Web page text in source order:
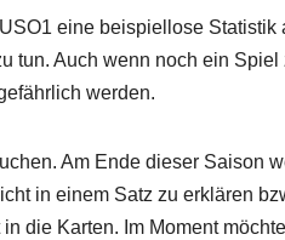
eine beispiellose
tun. Auch wenn noch ein
werden.
Am Ende dieser Saison
in einem Satz zu erklären
die Karten. Im Moment